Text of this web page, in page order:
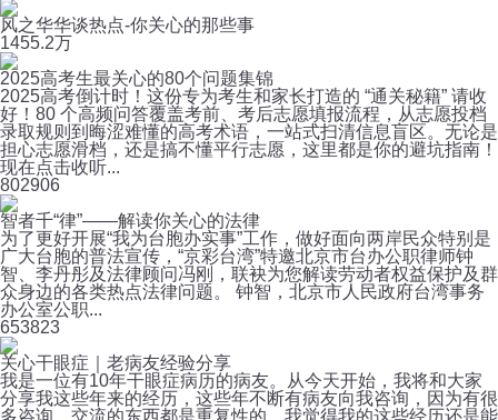
风之华华谈热点-你关心的那些事
1455.2万
2025高考生最关心的80个问题集锦
2025高考倒计时！这份专为考生和家长打造的 “通关秘籍” 请收
好！80 个高频问答覆盖考前、考后志愿填报流程，从志愿投档
录取规则到晦涩难懂的高考术语，一站式扫清信息盲区。无论是
担心志愿滑档，还是搞不懂平行志愿，这里都是你的避坑指南！
现在点击收听...
802906
智者千“律”——解读你关心的法律
为了更好开展“我为台胞办实事”工作，做好面向两岸民众特别是
广大台胞的普法宣传，“京彩台湾”特邀北京市台办公职律师钟
智、李丹彤及法律顾问冯刚，联袂为您解读劳动者权益保护及群
众身边的各类热点法律问题。 钟智，北京市人民政府台湾事务
办公室公职...
653823
关心干眼症｜老病友经验分享
我是一位有10年干眼症病历的病友。从今天开始，我将和大家
分享我这些年来的经历，这些年不断有病友向我咨询，因为有很
多咨询、交流的东西都是重复性的，我觉得我的这些经历还是能